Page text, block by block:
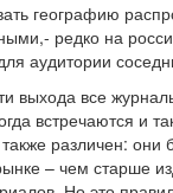
географию
редко на
аудитории
выхода все
встречаются и
различен:
– чем старше